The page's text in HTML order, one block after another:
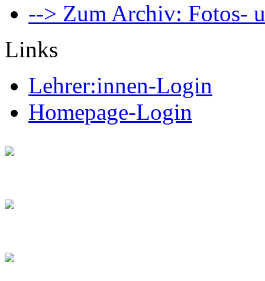
--> Zum Archiv: Fotos-
Links
Lehrer:innen-Login
Homepage-Login